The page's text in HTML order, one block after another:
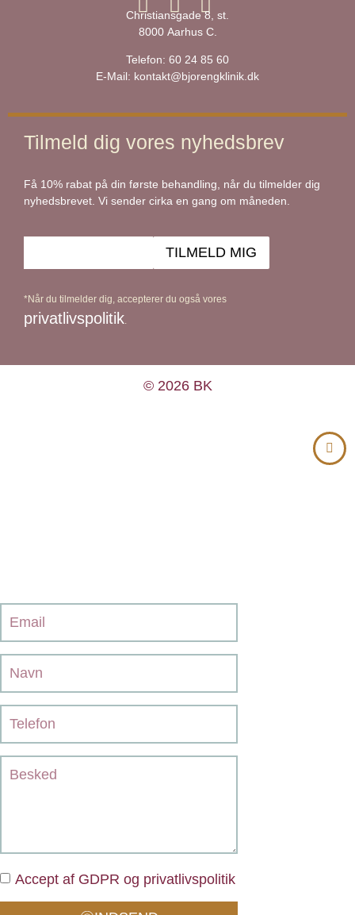
Christiansgade 8, st.
8000 Aarhus C.
Telefon: 60 24 85 60
E-Mail: kontakt@bjorengklinik.dk
Tilmeld dig vores nyhedsbrev
Få 10% rabat på din første behandling, når du tilmelder dig
nyhedsbrevet. Vi sender cirka en gang om måneden.
*Når du tilmelder dig, accepterer du også vores
privatlivspolitik.
© 2026 BK
Accept af GDPR og privatlivspolitik